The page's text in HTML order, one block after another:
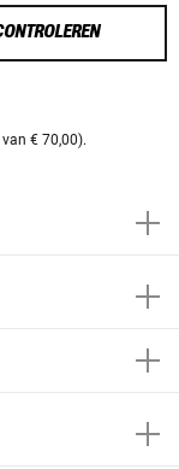
€ 70,00).